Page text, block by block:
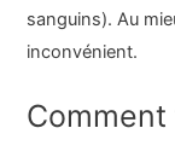
sanguins). Au
inconvénient.